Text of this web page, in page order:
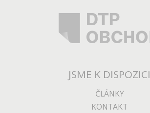
JSME K DISPOZICI
ČLÁNKY
KONTAKT